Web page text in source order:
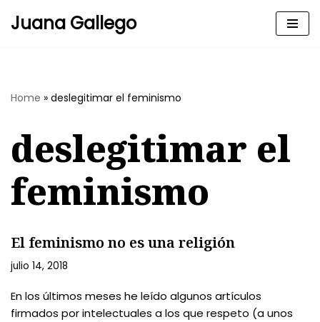
Juana Gallego
Home » deslegitimar el feminismo
deslegitimar el
feminismo
El feminismo no es una religión
julio 14, 2018
En los últimos meses he leído algunos artículos
firmados por intelectuales a los que respeto (a unos